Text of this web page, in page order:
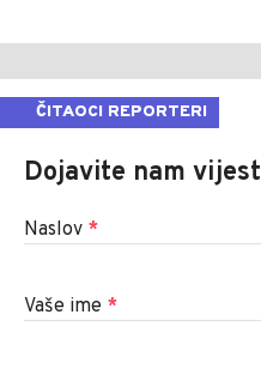
ČITAOCI REPORTERI
Dojavite nam vijest
Naslov *
Vaše ime *